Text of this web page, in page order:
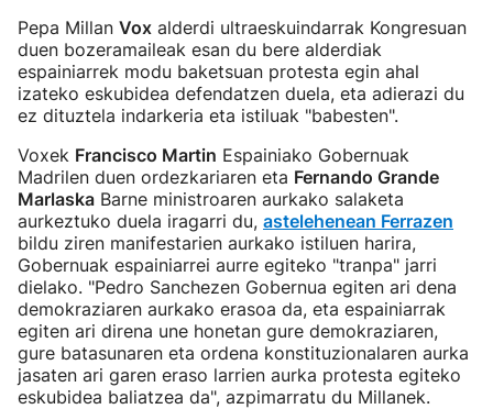
Pepa Millan Vox alderdi ultraeskuindarrak Kongresuan
duen bozeramaileak esan du bere alderdiak
espainiarrek modu baketsuan protesta egin ahal
izateko eskubidea defendatzen duela, eta adierazi du
ez dituztela indarkeria eta istiluak "babesten".
Voxek Francisco Martin Espainiako Gobernuak
Madrilen duen ordezkariaren eta Fernando Grande
Marlaska Barne ministroaren aurkako salaketa
aurkeztuko duela iragarri du, astelehenean Ferrazen
bildu ziren manifestarien aurkako istiluen harira,
Gobernuak espainiarrei aurre egiteko "tranpa" jarri
dielako. "Pedro Sanchezen Gobernua egiten ari dena
demokraziaren aurkako erasoa da, eta espainiarrak
egiten ari direna une honetan gure demokraziaren,
gure batasunaren eta ordena konstituzionalaren aurka
jasaten ari garen eraso larrien aurka protesta egiteko
eskubidea baliatzea da", azpimarratu du Millanek.